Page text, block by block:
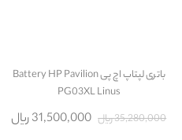
باتری لپتاپ اچ پی Battery HP Pavilion
PG03XL Linus
35,280,000 ریال
31,500,000 ریال